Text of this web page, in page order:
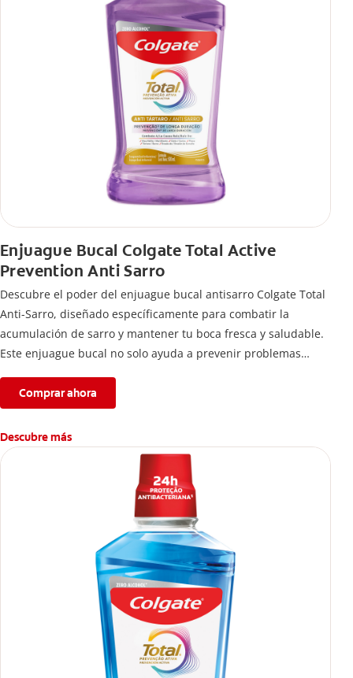
Enjuague Bucal Colgate Total Active
Prevention Anti Sarro
Descubre el poder del enjuague bucal antisarro Colgate Total
Anti-Sarro, diseñado específicamente para combatir la
acumulación de sarro y mantener tu boca fresca y saludable.
Este enjuague bucal no solo ayuda a prevenir problemas
Comprar ahora
Descubre más